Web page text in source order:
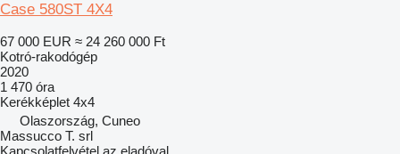
Case 580ST 4X4
67 000 EUR ≈ 24 260 000 Ft
Kotró-rakodógép
2020
1 470 óra
Kerékképlet 4x4
Olaszország, Cuneo
Massucco T. srl